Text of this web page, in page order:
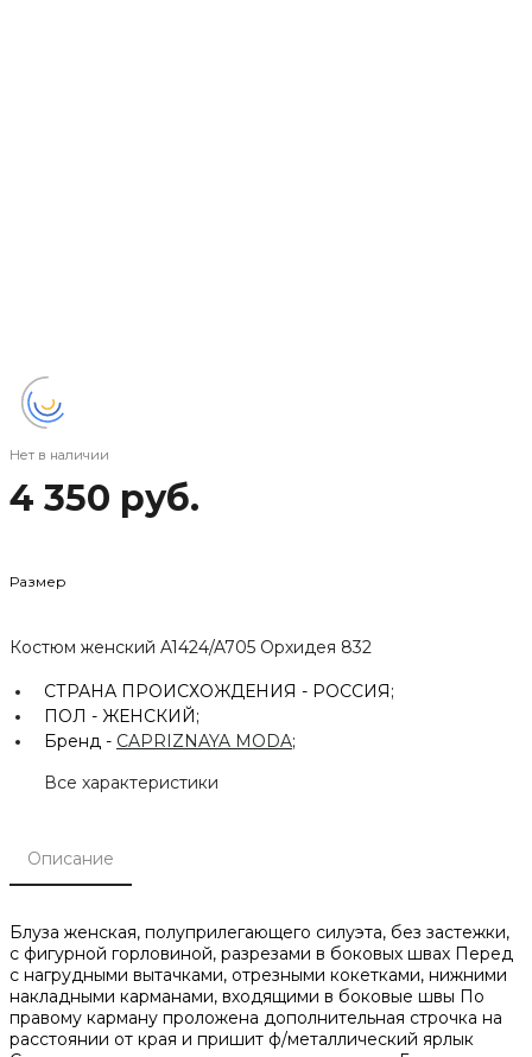
Нет в наличии
4 350 руб.
Размер
Костюм женский A1424/A705 Орхидея 832
СТРАНА ПРОИСХОЖДЕНИЯ - РОССИЯ;
ПОЛ - ЖЕНСКИЙ;
Бренд - CAPRIZNAYA MODA;
Все характеристики
Описание
Блуза женская, полуприлегающего силуэта, без застежки,
с фигурной горловиной, разрезами в боковых швах Перед
с нагрудными вытачками, отрезными кокетками, нижними
накладными карманами, входящими в боковые швы По
правому карману проложена дополнительная строчка на
расстоянии от края и пришит ф/металлический ярлык